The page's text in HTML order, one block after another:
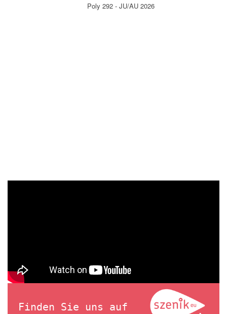
Poly 292 - JU/AU 2026
Finden Sie uns auf